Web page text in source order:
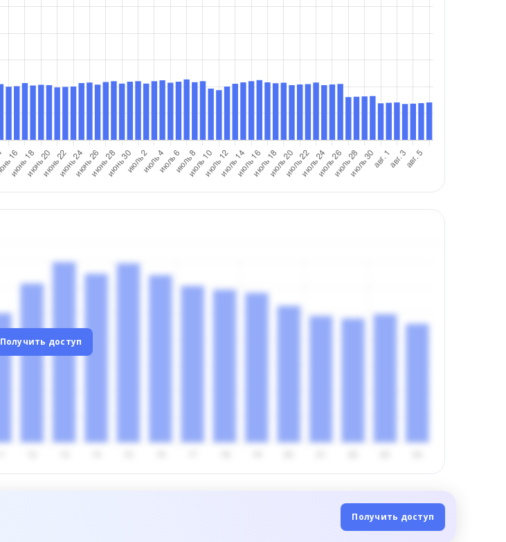
Получить доступ
Получить доступ